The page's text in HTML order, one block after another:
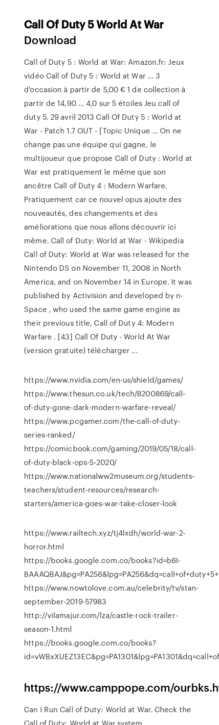
Call OfDuty5WorldAtWar
Download
Call of Duty 5 : World at War: Amazon.fr: Jeux
vidéo Call of Duty 5 : World at War ... 3
d'occasion à partir de 5,00 € 1 de collection à
partir de 14,90 ... 4,0 sur 5 étoiles Jeu call of
duty 5. 29 avril 2013 Call Of Duty 5 : World at
War - Patch 1.7 OUT - [Topic Unique ... On ne
change pas une équipe qui gagne, le
multijoueur que propose Call of Duty : World at
War est pratiquement le même que son
ancêtre Call of Duty 4 : Modern Warfare.
Pratiquement car ce nouvel opus ajoute des
nouveautés, des changements et des
améliorations que nous allons découvrir ici
même. Call of Duty: World at War - Wikipedia
Call of Duty: World at War was released for the
Nintendo DS on November 11, 2008 in North
America, and on November 14 in Europe. It was
published by Activision and developed by n-
Space , who used the same game engine as
their previous title, Call of Duty 4: Modern
Warfare . [43] Call Of Duty - World At War
(version gratuite) télécharger ...
https://www.nvidia.com/en-us/shield/games/
https://www.thesun.co.uk/tech/8200869/call-
of-duty-gone-dark-modern-warfare-reveal/
https://www.pcgamer.com/the-call-of-duty-
series-ranked/
https://comicbook.com/gaming/2019/05/18/call-
of-duty-black-ops-5-2020/
https://www.nationalww2museum.org/students-
teachers/student-resources/research-
starters/america-goes-war-take-closer-look
https://www.railtech.xyz/tj4lxdh/world-war-2-
horror.html
https://books.google.com.co/books?id=b6I-
https://www.nowtolove.com.au/celebrity/tv/stan-
september-2019-57983
http://vilamajur.com/lza/castle-rock-trailer-
season-1.html
https://books.google.com.co/books?
https://www.camppope.com/
Can I Run Call of Duty: World at War. Check the
Call of Duty: World at War system